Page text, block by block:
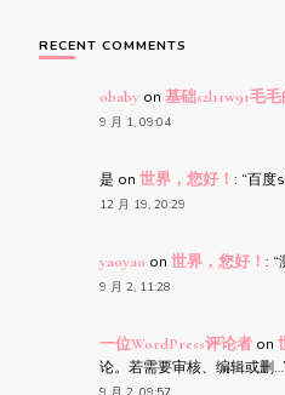
RECENT COMMENTS
obaby on 基础s2l11w91毛
9 月 1, 09:04
是 on 世界，您好！ : “百度
12 月 19, 20:29
yaoyao on 世界，您好！ : “
9 月 2, 11:28
一位WordPress评论者 on
论。若需要审核、编辑或删…